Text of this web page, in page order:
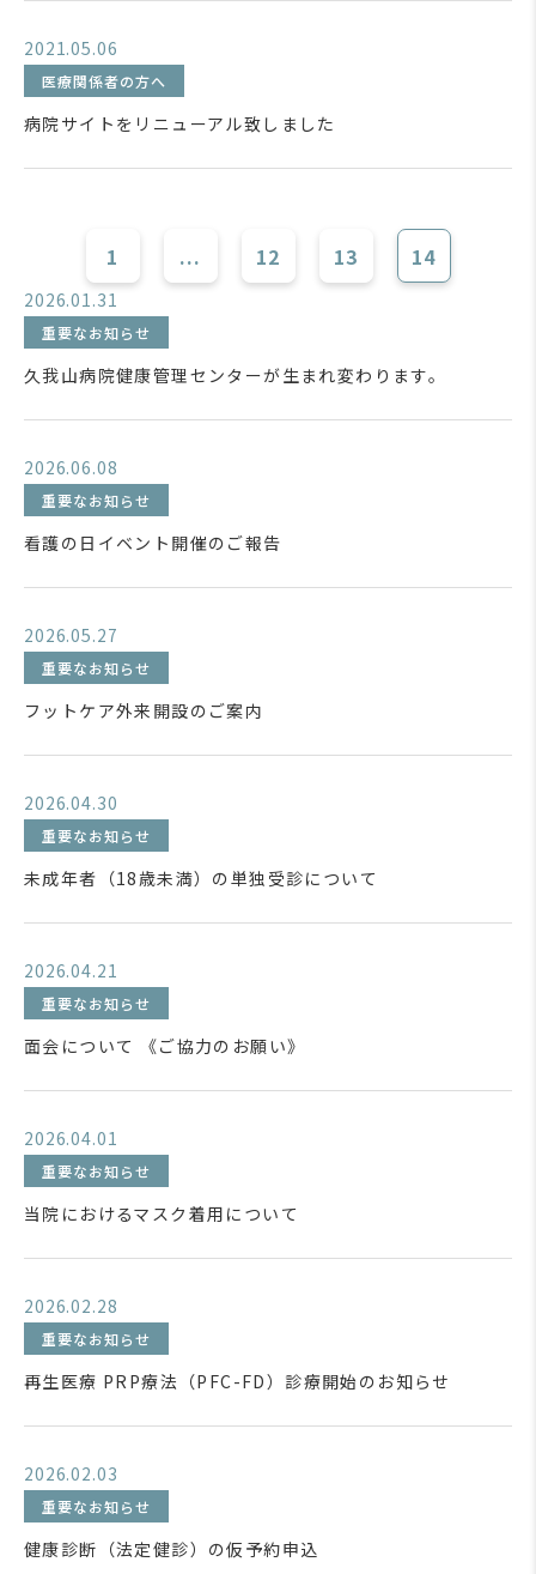
2021.05.06
医療関係者の方へ
病院サイトをリニューアル致しました
1 ... 12 13 14
2026.01.31
重要なお知らせ
久我山病院健康管理センターが生まれ変わります。
2026.06.08
重要なお知らせ
看護の日イベント開催のご報告
2026.05.27
重要なお知らせ
フットケア外来開設のご案内
2026.04.30
重要なお知らせ
未成年者（18歳未満）の単独受診について
2026.04.21
重要なお知らせ
面会について 《ご協力のお願い》
2026.04.01
重要なお知らせ
当院におけるマスク着用について
2026.02.28
重要なお知らせ
再生医療 PRP療法（PFC-FD）診療開始のお知らせ
2026.02.03
重要なお知らせ
健康診断（法定健診）の仮予約申込